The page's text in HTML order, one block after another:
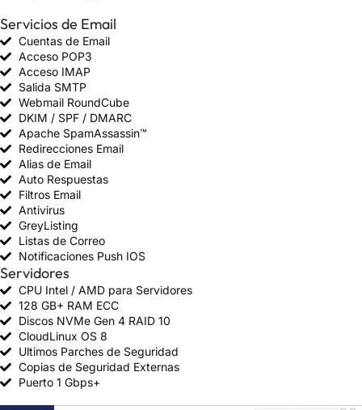
Servicios de Email
Cuentas de Email
Acceso POP3
Acceso IMAP
Salida SMTP
Webmail RoundCube
DKIM / SPF / DMARC
Apache SpamAssassin™
Redirecciones Email
Alias de Email
Auto Respuestas
Filtros Email
Antivirus
GreyListing
Listas de Correo
Notificaciones Push IOS
Servidores
CPU Intel / AMD para Servidores
128 GB+ RAM ECC
Discos NVMe Gen 4 RAID 10
CloudLinux OS 8
Ultimos Parches de Seguridad
Copias de Seguridad Externas
Puerto 1 Gbps+